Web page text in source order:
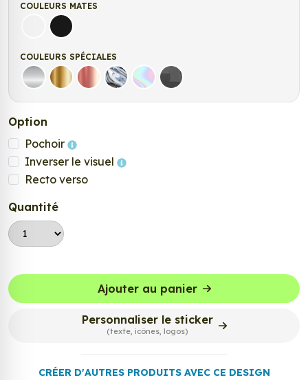
COULEURS MATES
Blanc matNoir mat
COULEURS SPÉCIALES
Argent Or Rose Gold
ChromeHolographique
Carbone Noir
Option
Pochoir
Inverser le visuel
Recto verso
Quantité
Ajouter au panier
Personnaliser le sticker
(texte, icônes, logos)
CRÉER D'AUTRES PRODUITS AVEC CE DESIGN